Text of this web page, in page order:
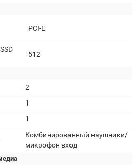
PCI-E
512
2
1
1
Комбинированный наушники/
микрофон вход